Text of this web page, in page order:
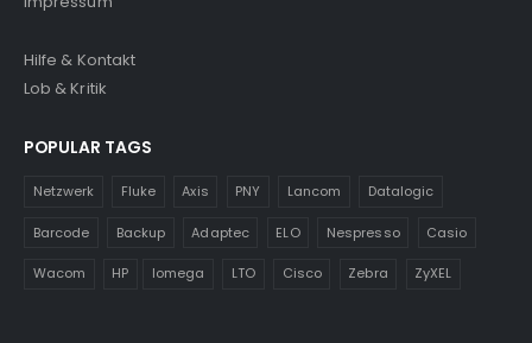
Hilfe & Kontakt
Lob & Kritik
POPULAR TAGS
Netzwerk Fluke Axis PNY Lancom Datalogic
Barcode Backup Adaptec ELO Nespresso Casio
Wacom HP Iomega LTO Cisco Zebra ZyXEL